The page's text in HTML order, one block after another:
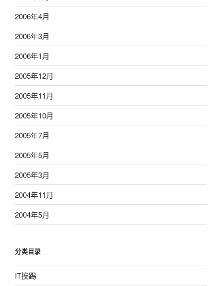
2006年4月
2006年3月
2006年1月
2005年12月
2005年11月
2005年10月
2005年7月
2005年5月
2005年3月
2004年11月
2004年5月
分类目录
IT挨踢